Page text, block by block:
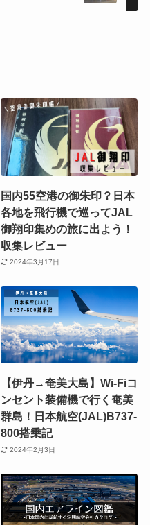
国内55空港の御朱印？日本
各地を飛行機で巡ってJAL
御翔印集めの旅に出よう！
収集レビュー
2024年3月17日
【伊丹→奄美大島】Wi-Fiコ
ンセント装備機で行く奄美
群島！日本航空(JAL)B737-
800搭乗記
2024年2月3日